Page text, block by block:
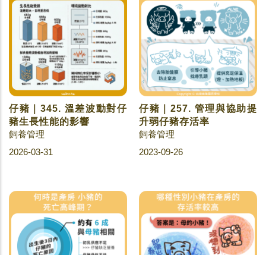
仔豬｜345. 溫差波動對仔
豬生長性能的影響
飼養管理
2026-03-31
仔豬｜257. 管理與協助提
升弱仔豬存活率
飼養管理
2023-09-26